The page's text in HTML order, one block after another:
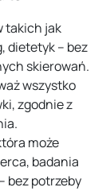
takich jak
dietetyk – bez
skierowań.
wszystko
zgodnie z
może
badania
bez potrzeby